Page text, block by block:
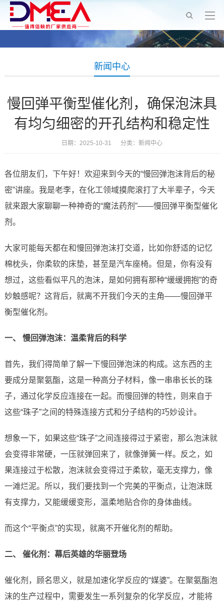
新闻中心
慢回弹平衡型催化剂，确保泡沫具
有均匀细密的开孔结构和稳定性
日期：2025-10-31 分类： 新闻中心
各位朋友们，下午好！欢迎来到今天的“慢回弹泡沫背后的秘
密”讲座。我是老李，在化工领域摸爬滚打了大半辈子，今天
就来跟大家聊聊一种神奇的“魔法药剂”——慢回弹平衡型催化
剂。
大家可能每天都在和慢回弹泡沫打交道，比如你舒适的记忆
棉枕头，你柔软的床垫，甚至是汽车座椅。但是，你有没有
想过，这些看似平凡的泡沫，是如何拥有那种“缓缓拥抱”的奇
妙触感呢？这背后，就离不开我们今天的主角——慢回弹平
衡型催化剂。
一、 慢回弹泡沫：温柔背后的科学
首先，我们得简单了解一下慢回弹泡沫的构成。这东西的主
要成分是聚氨酯，这是一种高分子材料，像一串串长长的珠
子，通过化学反应连接在一起。而慢回弹的特性，则来自于
这些“珠子”之间的特殊连接方式和分子结构的巧妙设计。
想象一下，如果这些“珠子”之间连接得过于紧密，那么泡沫就
会变得非常硬，一压就弹回来了，就像弹簧一样。反之，如
果连接过于松散，泡沫就会变得过于柔软，毫无支撑力，像
一滩烂泥。所以，我们要找到一个完美的平衡点，让泡沫既
有支撑力，又能缓缓变形，温柔地贴合你的身体曲线。
而这个“平衡点”的实现，就离不开催化剂的帮助。
二、 催化剂：幕后英雄的华丽登场
催化剂，顾名思义，就是加速化学反应的“媒婆”。在聚氨酯泡
沫的生产过程中，需要发生一系列复杂的化学反应，才能将